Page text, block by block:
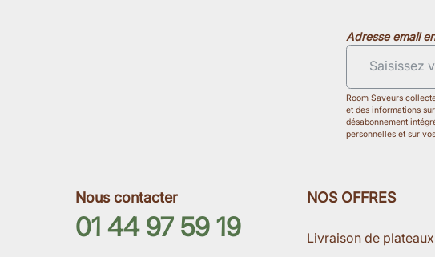
Adresse email
Room Saveurs
et des informations
désabonnement
personnelles et sur
Nous contacter
01 44 97 59 19
NOS OFFRES
Livraison de